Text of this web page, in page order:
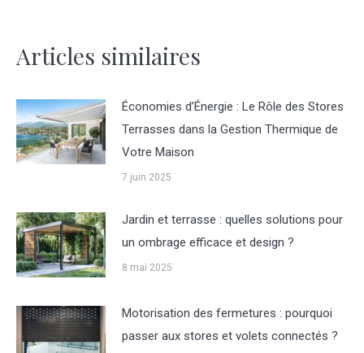
Articles similaires
Économies d’Énergie : Le Rôle des Stores
Terrasses dans la Gestion Thermique de
Votre Maison
7 juin 2025
Jardin et terrasse : quelles solutions pour
un ombrage efficace et design ?
8 mai 2025
Motorisation des fermetures : pourquoi
passer aux stores et volets connectés ?